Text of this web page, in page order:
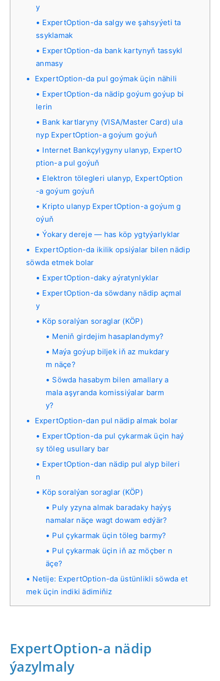
y
ExpertOption-da salgy we şahsyýeti ta
ssyklamak
ExpertOption-da bank kartynyň tassykl
anmasy
ExpertOption-da pul goýmak üçin nähili
ExpertOption-da nädip goýum goýup bi
lerin
Bank kartlaryny (VISA/Master Card) ula
nyp ExpertOption-a goýum goýuň
Internet Bankçylygyny ulanyp, ExpertO
ption-a pul goýuň
Elektron tölegleri ulanyp, ExpertOption
-a goýum goýuň
Kripto ulanyp ExpertOption-a goýum g
oýuň
Ýokary dereje — has köp ygtyýarlyklar
ExpertOption-da ikilik opsiýalar bilen nädip
söwda etmek bolar
ExpertOption-daky aýratynlyklar
ExpertOption-da söwdany nädip açmal
y
Köp soralýan soraglar (KÖP)
Meniň girdejim hasaplandymy?
Maýa goýup biljek iň az mukdary
m näçe?
Söwda hasabym bilen amallary a
mala aşyranda komissiýalar barm
y?
ExpertOption-dan pul nädip almak bolar
ExpertOption-da pul çykarmak üçin haý
sy töleg usullary bar
ExpertOption-dan nädip pul alyp bileri
n
Köp soralýan soraglar (KÖP)
Puly yzyna almak baradaky haýyş
namalar näçe wagt dowam edýär?
Pul çykarmak üçin töleg barmy?
Pul çykarmak üçin iň az möçber n
äçe?
Netije: ExpertOption-da üstünlikli söwda et
mek üçin indiki ädimiňiz
ExpertOption-a nädip
ýazylmaly